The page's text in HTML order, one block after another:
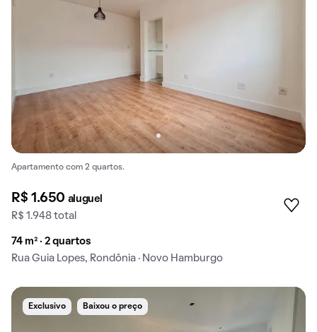
Apartamento com 2 quartos.
R$ 1.650 aluguel
R$ 1.948 total
74 m² · 2 quartos
Rua Guia Lopes, Rondônia · Novo Hamburgo
Exclusivo Baixou o preço